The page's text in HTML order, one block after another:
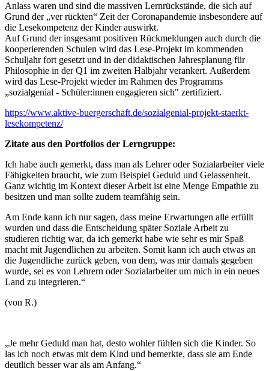
Anlass waren und sind die massiven Lernrückstände, die sich auf
Grund der „ver rückten“ Zeit der Coronapandemie insbesondere auf
die Lesekompetenz der Kinder auswirkt.
Auf Grund der insgesamt positiven Rückmeldungen auch durch die
kooperierenden Schulen wird das Lese-Projekt im kommenden
Schuljahr fort gesetzt und in der didaktischen Jahresplanung für
Philosophie in der Q1 im zweiten Halbjahr verankert. Außerdem
wird das Lese-Projekt wieder im Rahmen des Programms
„sozialgenial - Schüler:innen engagieren sich" zertifiziert.
https://www.aktive-buergerschaft.de/sozialgenial-projekt-staerkt-
lesekompetenz/
Zitate aus den Portfolios der Lerngruppe:
Ich habe auch gemerkt, dass man als Lehrer oder Sozialarbeiter viele
Fähigkeiten braucht, wie zum Beispiel Geduld und Gelassenheit.
Ganz wichtig im Kontext dieser Arbeit ist eine Menge Empathie zu
besitzen und man sollte zudem teamfähig sein.
Am Ende kann ich nur sagen, dass meine Erwartungen alle erfüllt
wurden und dass die Entscheidung später Soziale Arbeit zu
studieren richtig war, da ich gemerkt habe wie sehr es mir Spaß
macht mit Jugendlichen zu arbeiten. Somit kann ich auch etwas an
die Jugendliche zurück geben, von dem, was mir damals gegeben
wurde, sei es von Lehrern oder Sozialarbeiter um mich in ein neues
Land zu integrieren.“
(von R.)
„Je mehr Geduld man hat, desto wohler fühlen sich die Kinder. So
las ich noch etwas mit dem Kind und bemerkte, dass sie am Ende
deutlich besser war als am Anfang.“